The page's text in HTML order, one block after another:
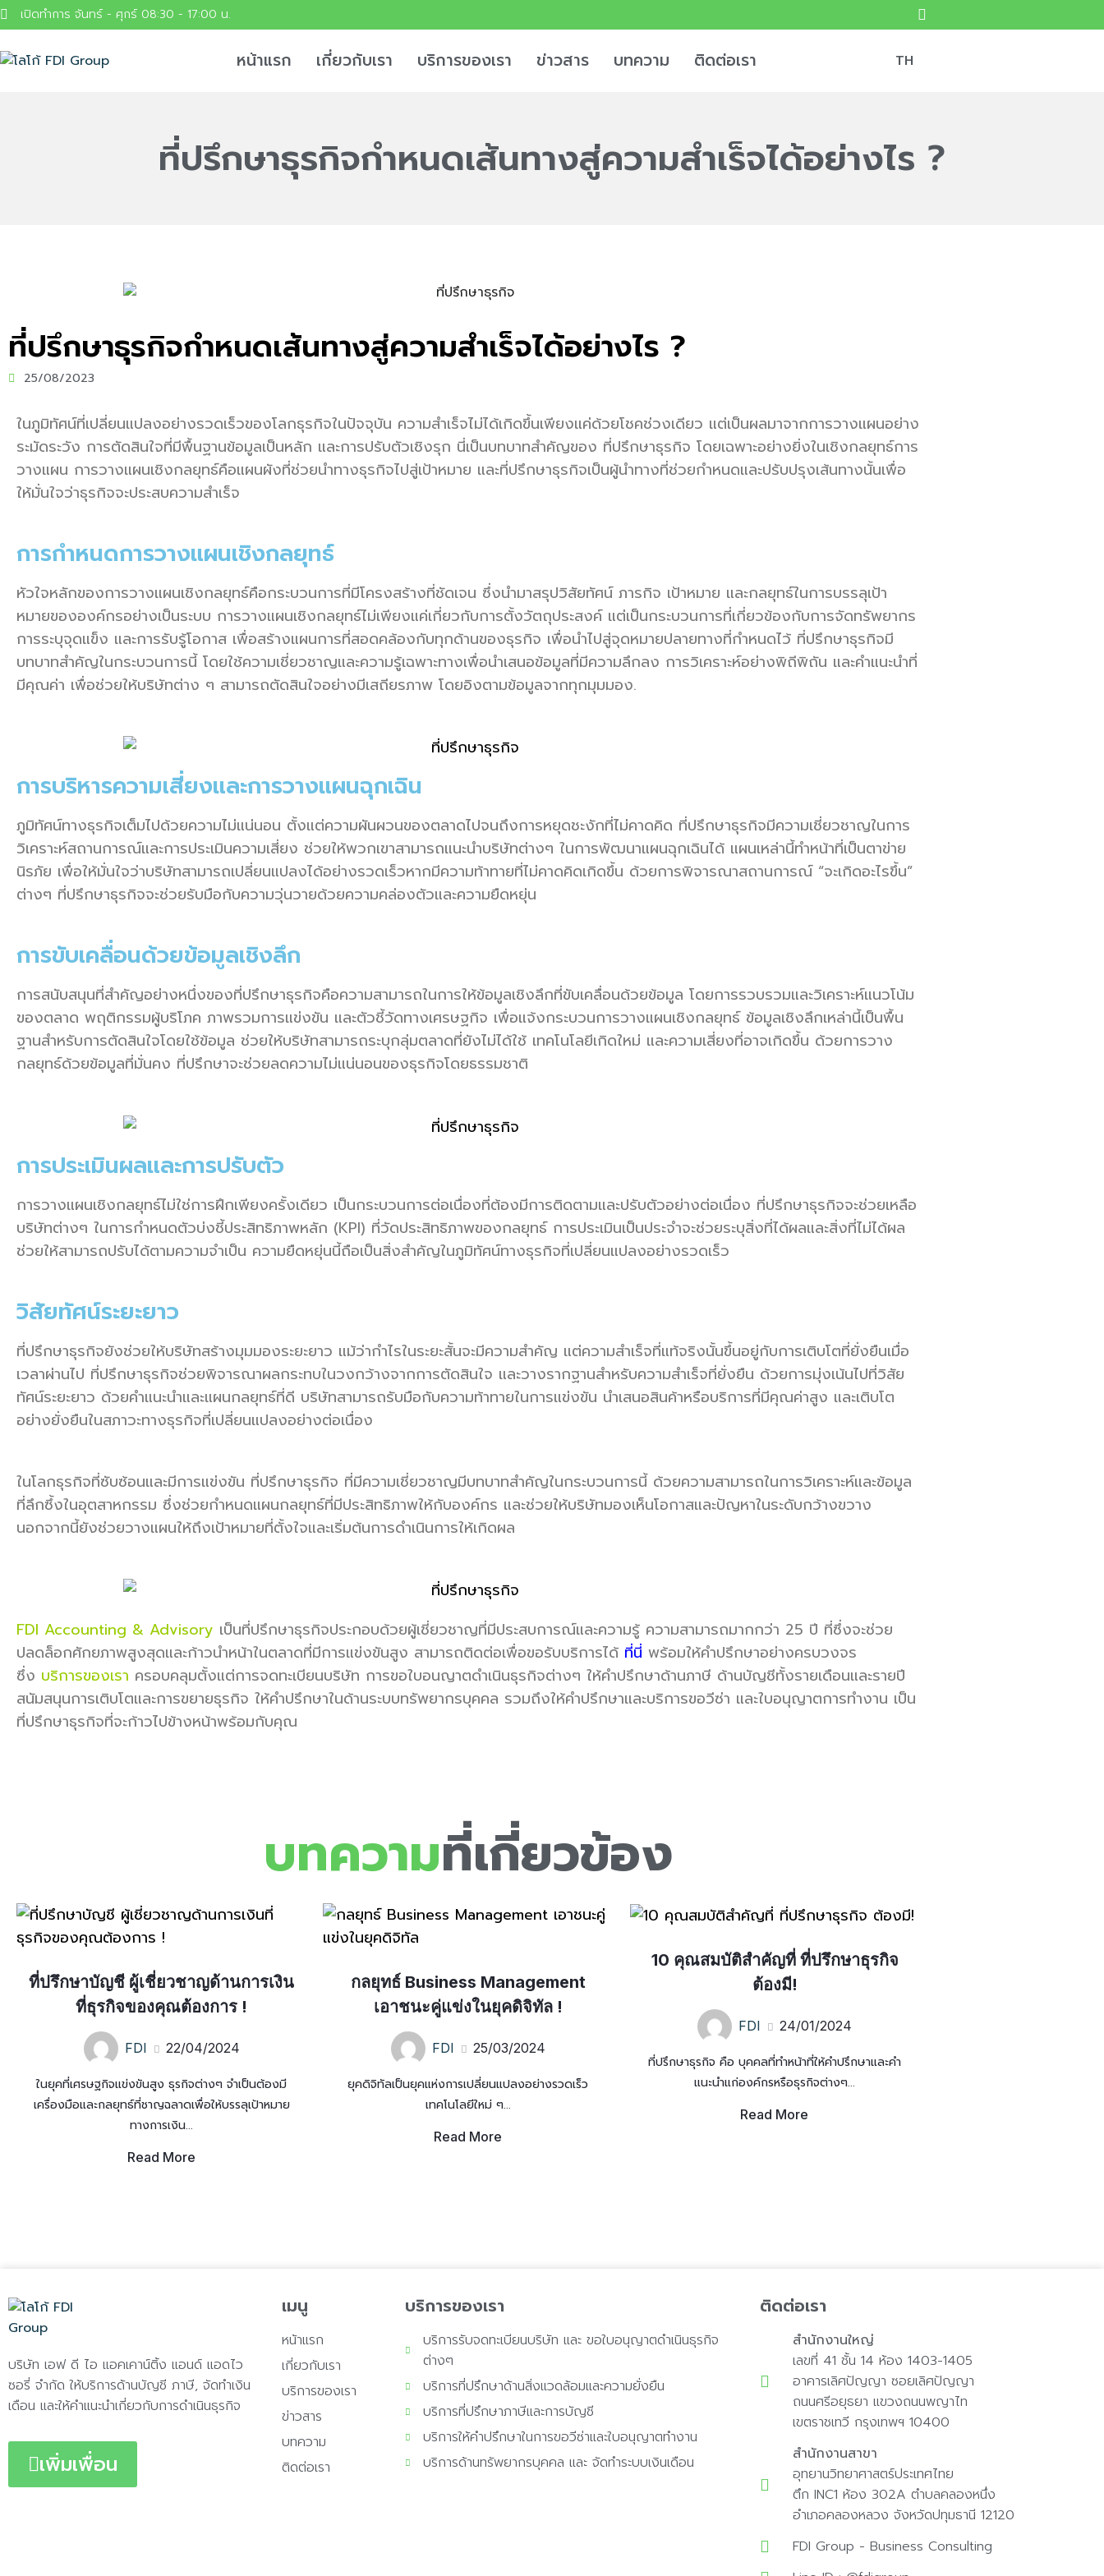
เปิดทำการ จันทร์ - ศุกร์ 08:30 - 17:00 น.
หน้าแรก เกี่ยวกับเรา บริการของเรา ข่าวสาร บทความ ติดต่อเรา TH
ที่ปรึกษาธุรกิจกำหนดเส้นทางสู่ความสำเร็จได้อย่างไร ?
ที่ปรึกษาธุรกิจกำหนดเส้นทางสู่ความสำเร็จได้อย่างไร ?
25/08/2023
ในภูมิทัศน์ที่เปลี่ยนแปลงอย่างรวดเร็วของโลกธุรกิจในปัจจุบัน ความสำเร็จไม่ได้เกิดขึ้นเพียงแค่ด้วยโชคช่วงเดียว แต่เป็นผลมาจากการวางแผนอย่าง
ระมัดระวัง การตัดสินใจที่มีพื้นฐานข้อมูลเป็นหลัก และการปรับตัวเชิงรุก นี่เป็นบทบาทสำคัญของ ที่ปรึกษาธุรกิจ โดยเฉพาะอย่างยิ่งในเชิงกลยุทธ์การ
วางแผน การวางแผนเชิงกลยุทธ์คือแผนผังที่ช่วยนำทางธุรกิจไปสู่เป้าหมาย และที่ปรึกษาธุรกิจเป็นผู้นำทางที่ช่วยกำหนดและปรับปรุงเส้นทางนั้นเพื่อ
ให้มั่นใจว่าธุรกิจจะประสบความสำเร็จ
การกำหนดการวางแผนเชิงกลยุทธ์
หัวใจหลักของการวางแผนเชิงกลยุทธ์คือกระบวนการที่มีโครงสร้างที่ชัดเจน ซึ่งนำมาสรุปวิสัยทัศน์ ภารกิจ เป้าหมาย และกลยุทธ์ในการบรรลุเป้า
หมายขององค์กรอย่างเป็นระบบ การวางแผนเชิงกลยุทธ์ไม่เพียงแค่เกี่ยวกับการตั้งวัตถุประสงค์ แต่เป็นกระบวนการที่เกี่ยวข้องกับการจัดทรัพยากร
การระบุจุดแข็ง และการรับรู้โอกาส เพื่อสร้างแผนการที่สอดคล้องกับทุกด้านของธุรกิจ เพื่อนำไปสู่จุดหมายปลายทางที่กำหนดไว้ ที่ปรึกษาธุรกิจมี
บทบาทสำคัญในกระบวนการนี้ โดยใช้ความเชี่ยวชาญและความรู้เฉพาะทางเพื่อนำเสนอข้อมูลที่มีความลึกลง การวิเคราะห์อย่างพิถีพิถัน และคำแนะนำที่
มีคุณค่า เพื่อช่วยให้บริษัทต่าง ๆ สามารถตัดสินใจอย่างมีเสถียรภาพ โดยอิงตามข้อมูลจากทุกมุมมอง.
การบริหารความเสี่ยงและการวางแผนฉุกเฉิน
ภูมิทัศน์ทางธุรกิจเต็มไปด้วยความไม่แน่นอน ตั้งแต่ความผันผวนของตลาดไปจนถึงการหยุดชะงักที่ไม่คาดคิด ที่ปรึกษาธุรกิจมีความเชี่ยวชาญในการ
วิเคราะห์สถานการณ์และการประเมินความเสี่ยง ช่วยให้พวกเขาสามารถแนะนำบริษัทต่างๆ ในการพัฒนาแผนฉุกเฉินได้ แผนเหล่านี้ทำหน้าที่เป็นตาข่าย
นิรภัย เพื่อให้มั่นใจว่าบริษัทสามารถเปลี่ยนแปลงได้อย่างรวดเร็วหากมีความท้าทายที่ไม่คาดคิดเกิดขึ้น ด้วยการพิจารณาสถานการณ์ “จะเกิดอะไรขึ้น”
ต่างๆ ที่ปรึกษาธุรกิจจะช่วยรับมือกับความวุ่นวายด้วยความคล่องตัวและความยืดหยุ่น
การขับเคลื่อนด้วยข้อมูลเชิงลึก
การสนับสนุนที่สำคัญอย่างหนึ่งของที่ปรึกษาธุรกิจคือความสามารถในการให้ข้อมูลเชิงลึกที่ขับเคลื่อนด้วยข้อมูล โดยการรวบรวมและวิเคราะห์แนวโน้ม
ของตลาด พฤติกรรมผู้บริโภค ภาพรวมการแข่งขัน และตัวชี้วัดทางเศรษฐกิจ เพื่อแจ้งกระบวนการวางแผนเชิงกลยุทธ์ ข้อมูลเชิงลึกเหล่านี้เป็นพื้น
ฐานสำหรับการตัดสินใจโดยใช้ข้อมูล ช่วยให้บริษัทสามารถระบุกลุ่มตลาดที่ยังไม่ได้ใช้ เทคโนโลยีเกิดใหม่ และความเสี่ยงที่อาจเกิดขึ้น ด้วยการวาง
กลยุทธ์ด้วยข้อมูลที่มั่นคง ที่ปรึกษาจะช่วยลดความไม่แน่นอนของธุรกิจโดยธรรมชาติ
การประเมินผลและการปรับตัว
การวางแผนเชิงกลยุทธ์ไม่ใช่การฝึกเพียงครั้งเดียว เป็นกระบวนการต่อเนื่องที่ต้องมีการติดตามและปรับตัวอย่างต่อเนื่อง ที่ปรึกษาธุรกิจจะช่วยเหลือ
บริษัทต่างๆ ในการกำหนดตัวบ่งชี้ประสิทธิภาพหลัก (KPI) ที่วัดประสิทธิภาพของกลยุทธ์ การประเมินเป็นประจำจะช่วยระบุสิ่งที่ได้ผลและสิ่งที่ไม่ได้ผล
ช่วยให้สามารถปรับได้ตามความจำเป็น ความยืดหยุ่นนี้ถือเป็นสิ่งสำคัญในภูมิทัศน์ทางธุรกิจที่เปลี่ยนแปลงอย่างรวดเร็ว
วิสัยทัศน์ระยะยาว
ที่ปรึกษาธุรกิจยังช่วยให้บริษัทสร้างมุมมองระยะยาว แม้ว่ากำไรในระยะสั้นจะมีความสำคัญ แต่ความสำเร็จที่แท้จริงนั้นขึ้นอยู่กับการเติบโตที่ยั่งยืนเมื่อ
เวลาผ่านไป ที่ปรึกษาธุรกิจช่วยพิจารณาผลกระทบในวงกว้างจากการตัดสินใจ และวางรากฐานสำหรับความสำเร็จที่ยั่งยืน ด้วยการมุ่งเน้นไปที่วิสัย
ทัศน์ระยะยาว ด้วยคำแนะนำและแผนกลยุทธ์ที่ดี บริษัทสามารถรับมือกับความท้าทายในการแข่งขัน นำเสนอสินค้าหรือบริการที่มีคุณค่าสูง และเติบโต
อย่างยั่งยืนในสภาวะทางธุรกิจที่เปลี่ยนแปลงอย่างต่อเนื่อง
ในโลกธุรกิจที่ซับซ้อนและมีการแข่งขัน ที่ปรึกษาธุรกิจ ที่มีความเชี่ยวชาญมีบทบาทสำคัญในกระบวนการนี้ ด้วยความสามารถในการวิเคราะห์และข้อมูล
ที่ลึกซึ้งในอุตสาหกรรม ซึ่งช่วยกำหนดแผนกลยุทธ์ที่มีประสิทธิภาพให้กับองค์กร และช่วยให้บริษัทมองเห็นโอกาสและปัญหาในระดับกว้างขวาง
นอกจากนี้ยังช่วยวางแผนให้ถึงเป้าหมายที่ตั้งใจและเริ่มต้นการดำเนินการให้เกิดผล
FDI Accounting & Advisory เป็นที่ปรึกษาธุรกิจประกอบด้วยผู้เชี่ยวชาญที่มีประสบการณ์และความรู้ ความสามารถมากกว่า 25 ปี ที่ซึ่งจะช่วย
ปลดล็อกศักยภาพสูงสุดและก้าวนำหน้าในตลาดที่มีการแข่งขันสูง สามารถติดต่อเพื่อขอรับบริการได้ ที่นี่ พร้อมให้คำปรึกษาอย่างครบวงจร
ซึ่ง บริการของเรา ครอบคลุมตั้งแต่การจดทะเบียนบริษัท การขอใบอนญาตดำเนินธุรกิจต่างๆ ให้คำปรึกษาด้านภาษี ด้านบัญชีทั้งรายเดือนและรายปี
สนัมสนุนการเติบโตและการขยายธุรกิจ ให้คำปรึกษาในด้านระบบทรัพยากรบุคคล รวมถึงให้คำปรึกษาและบริการขอวีซ่า และใบอนุญาตการทำงาน เป็น
ที่ปรึกษาธุรกิจที่จะก้าวไปข้างหน้าพร้อมกับคุณ
บทความที่เกี่ยวข้อง
ที่ปรึกษาบัญชี ผู้เชี่ยวชาญด้านการเงิน
ที่ธุรกิจของคุณต้องการ !
FDI 22/04/2024
ในยุคที่เศรษฐกิจแข่งขันสูง ธุรกิจต่างๆ จำเป็นต้องมี
เครื่องมือและกลยุทธ์ที่ชาญฉลาดเพื่อให้บรรลุเป้าหมาย
ทางการเงิน...
Read More
กลยุทธ์ Business Management
เอาชนะคู่แข่งในยุคดิจิทัล !
FDI 25/03/2024
ยุคดิจิทัลเป็นยุคแห่งการเปลี่ยนแปลงอย่างรวดเร็ว
เทคโนโลยีใหม่ ๆ...
Read More
10 คุณสมบัติสำคัญที่ ที่ปรึกษาธุรกิจ
ต้องมี!
FDI 24/01/2024
ที่ปรึกษาธุรกิจ คือ บุคคลที่ทำหน้าที่ให้คำปรึกษาและคำ
แนะนำแก่องค์กรหรือธุรกิจต่างๆ...
Read More
บริษัท เอฟ ดี ไอ แอคเคาน์ติ้ง แอนด์ แอดไว
ซอรี่ จำกัด ให้บริการด้านบัญชี ภาษี, จัดทำเงิน
เดือน และให้คำแนะนำเกี่ยวกับการดำเนินธุรกิจ
เพิ่มเพื่อน
เมนู
หน้าแรก
เกี่ยวกับเรา
บริการของเรา
ข่าวสาร
บทความ
ติดต่อเรา
บริการของเรา
บริการรับจดทะเบียนบริษัท และ ขอใบอนุญาตดำเนินธุรกิจ
ต่างๆ
บริการที่ปรึกษาด้านสิ่งแวดล้อมและความยั่งยืน
บริการที่ปรึกษาภาษีและการบัญชี
บริการให้คำปรึกษาในการขอวีซ่าและใบอนุญาตทำงาน
บริการด้านทรัพยากรบุคคล และ จัดทำระบบเงินเดือน
ติดต่อเรา
สำนักงานใหญ่
เลขที่ 41 ชั้น 14 ห้อง 1403-1405
อาคารเลิศปัญญา ซอยเลิศปัญญา
ถนนศรีอยุธยา แขวงถนนพญาไท
เขตราชเทวี กรุงเทพฯ 10400
สำนักงานสาขา
อุทยานวิทยาศาสตร์ประเทศไทย
ตึก INC1 ห้อง 302A ตำบลคลองหนึ่ง
อำเภอคลองหลวง จังหวัดปทุมธานี 12120
FDI Group - Business Consulting